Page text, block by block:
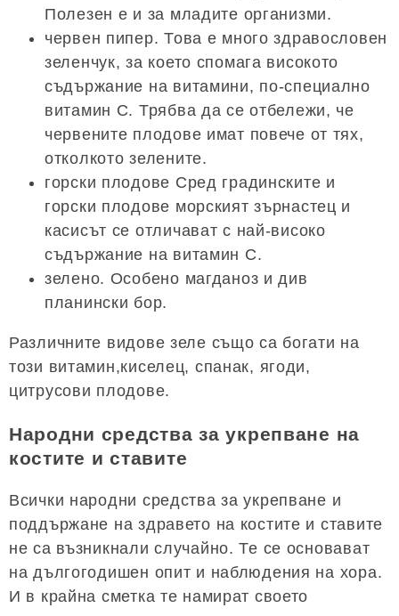
Полезен е и за младите организми.
червен пипер. Това е много здравословен
зеленчук, за което спомага високото
съдържание на витамини, по-специално
витамин С. Трябва да се отбележи, че
червените плодове имат повече от тях,
отколкото зелените.
горски плодове Сред градинските и
горски плодове морският зърнастец и
касисът се отличават с най-високо
съдържание на витамин С.
зелено. Особено магданоз и див
планински бор.
Различните видове зеле също са богати на
този витамин,киселец, спанак, ягоди,
цитрусови плодове.
Народни средства за укрепване на
костите и ставите
Всички народни средства за укрепване и
поддържане на здравето на костите и ставите
не са възникнали случайно. Те се основават
на дългогодишен опит и наблюдения на хора.
И в крайна сметка те намират своето